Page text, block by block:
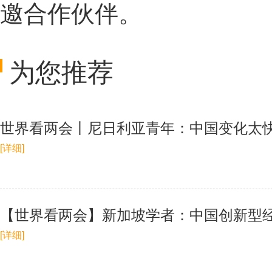
邀合作伙伴。
为您推荐
世界看两会丨尼日利亚青年：中国变化太
[详细]
【世界看两会】新加坡学者：中国创新
[详细]